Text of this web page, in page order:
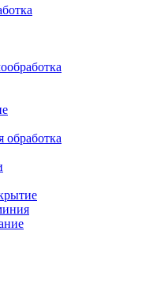
обработка